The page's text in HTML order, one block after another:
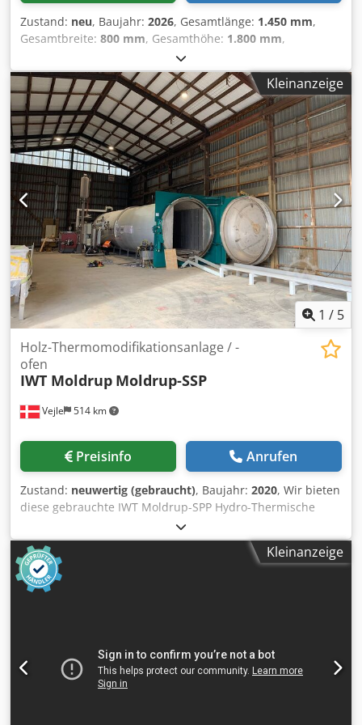
Zustand: neu, Baujahr: 2026, Gesamtlänge: 1.450 mm,
Gesamtbreite: 800 mm, Gesamthöhe: 1.800 mm,
, Leistung:
120 ZK Arbeitskapazität Ø 120x120 mm, Anz.
Bandstationen (Z) 1, Anz. Bürstenstationen (K) 1,
Schleifband, Abmessungen 120x1850 mm, Bürstenband
Abmessungen 120xØ200 mm, Schleifband Geschwindigkeit
20 m/s, Bürstenband Geschwindigkeit 15 m/s, Vorschub
Geschwindigkeit 12 m/s, Schleifbandmotor je Kopf (x1) 3
kW, Bürstenmotor je Kopf (x1) 1.5 kW, Vorschubmotor 0.25
kW, Gesamte Leistung 4.75 kW, Stromverbrauch 12A,
Stababsauganschluss je Kopf Ø (2x) 80 mm, Abmessungen
1450x800x1800 mm, Gewicht 500 kg Dsdpfjt D D Nzjx
Afwjkr
Kleinanzeige
1 / 5
Vejle 514 km
Holz-Thermomodifikationsanlage / -
ofen
IWT Moldrup Moldrup-SSP
Preisinfo Anrufen
Zustand: neuwertig (gebraucht), Baujahr: 2020, Wir bieten
diese gebrauchte IWT Moldrup-SPP Hydro-Thermische
Behandlungsanlage an. Industrielle MOLDRUP-SPP-Anlage
zur hydro-thermischen Modifikation von Holz mit einem
maximalen Werkstückdurchmesser von 2.600 mm und
einer Länge bis zu 12.000 mm. Die Anlage ist aus
massivem Edelstahl gefertigt und für den kontinuierlichen
hydro-thermische Behandlungsanlage zur effizienten und
gleichmäßigen thermischen Modifikation von Holz in einer
kontrollierten, sauerstofffreien Umgebung. Die Anlage
Kleinanzeige